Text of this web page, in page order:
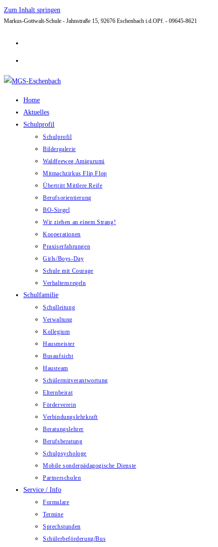
Zum Inhalt springen
Markus-Gottwalt-Schule - Jahnstraße 15, 92676 Eschenbach i.d.OPf. - 09645-8621
Home
Aktuelles
Schulprofil
Schulprofil
Bildergalerie
Waldfeeweg Amigurumi
Mitmachzirkus Flip Flop
Übertritt Mittlere Reife
Berufsorientierung
BO-Siegel
Wir ziehen an einem Strang!
Kooperationen
Praxiserfahrungen
Girls/Boys-Day
Schule mit Courage
Verhaltensregeln
Schulfamilie
Schulleitung
Verwaltung
Kollegium
Hausmeister
Busaufsicht
Hausteam
Schülermitverantwortung
Elternbeirat
Förderverein
Verbindungslehrkraft
Beratungslehrer
Berufsberatung
Schulpsychologe
Mobile sonderpädagogische Dienste
Partnerschulen
Service / Info
Formulare
Termine
Sprechstunden
Schülerbeförderung/Bus